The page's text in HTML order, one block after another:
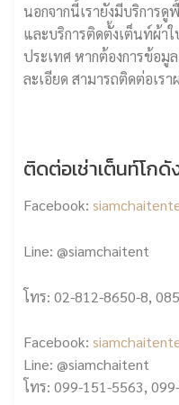
นอกจากนี้เรายังมีบริการ
และบริการติดตั้งเต็นท์ผ้า
ประเทศ หากต้องการข้อมู
ละเอียด สามารถติดต่อเร
ติดต่อเช่าเต็นท์โกดั
Facebook:
Line: @siamchaitent
โทร: 02-812-8650-8,
Facebook:
Line: @siamchaitent
โทร: 099-151-5563,